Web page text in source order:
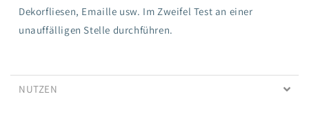
Dekorfliesen, Emaille usw. Im Zweifel Test an einer
unauffälligen Stelle durchführen.
NUTZEN